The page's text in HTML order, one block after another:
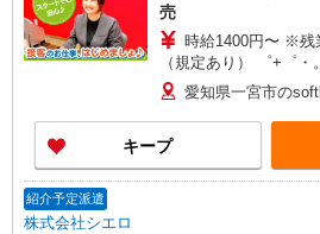
売
時給1400円〜 ※
（規定あり） ゜+゜・。○。・゜+゜・。○。・゜
+゜ 入社祝い金10万円支給(規
頂くと, インセンティブ支給(
い・週払い可能（規
+゜・。○。・゜+゜
愛知県一宮市の
キープ
紹介予定派遣
株式会社シエロ